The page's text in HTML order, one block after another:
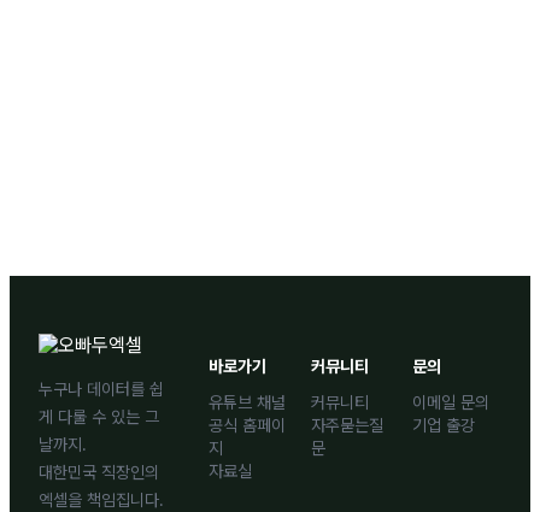
누구나 데이터를 쉽
게 다룰 수 있는 그
날까지.
대한민국 직장인의
엑셀을 책임집니다.
바로가기
유튜브 채널
공식 홈페이
지
자료실
커뮤니티
커뮤니티
자주묻는질
문
문의
이메일 문의
기업 출강